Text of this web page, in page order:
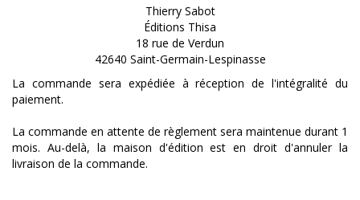
Thierry Sabot
Éditions Thisa
18 rue de Verdun
42640 Saint-Germain-Lespinasse
La commande sera expédiée à réception de l'intégralité du
paiement.
La commande en attente de règlement sera maintenue durant 1
mois. Au-delà, la maison d'édition est en droit d'annuler la
livraison de la commande.